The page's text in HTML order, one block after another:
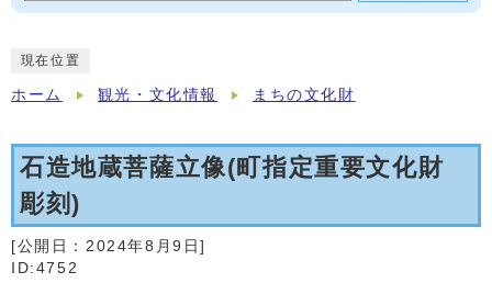
現在位置
ホーム 観光・文化情報 まちの文化財
石造地蔵菩薩立像(町指定重要文化財
彫刻)
[公開日： 2024年8月9日]
ID:4752